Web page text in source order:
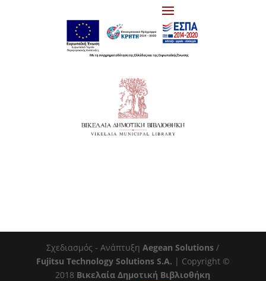
Σχεδιασμός - ΑνάπτυξηAegean Solutions /
Fujitsu Technology Solutions S.A. | Copyright ©
2018 Βικελαία Δημοτική Βιβλιοθήκη